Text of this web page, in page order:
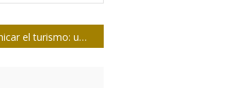
Comunicar el turismo: una alternativa para el desarrollo